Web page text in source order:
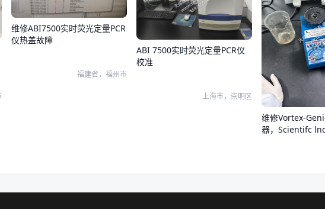
维修ABI7500实时荧光定量PCR
仪热盖故障
福建省，福州市
ABI 7500实时荧光定量PCR仪
校准
上海市，崇明区
维修Vortex-
器，Scientifc